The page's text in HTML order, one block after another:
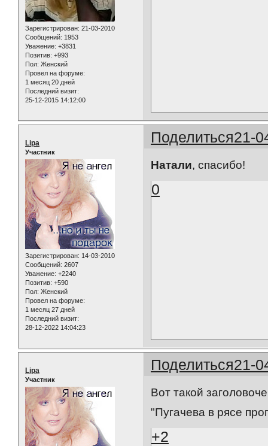
Зарегистрирован: 21-03-2010
Сообщений: 1953
Уважение: +3831
Позитив: +993
Пол: Женский
Провел на форуме:
1 месяц 20 дней
Последний визит:
25-12-2015 14:12:00
Поделиться21-
Lipa
Участник
Зарегистрирован: 14-03-2010
Сообщений: 2607
Уважение: +2240
Позитив: +590
Пол: Женский
Провел на форуме:
1 месяц 27 дней
Последний визит:
28-12-2022 14:04:23
Натали, спасибо!
0
Поделиться21-
Lipa
Участник
Вот такой
"Пугачева в рясе
+2